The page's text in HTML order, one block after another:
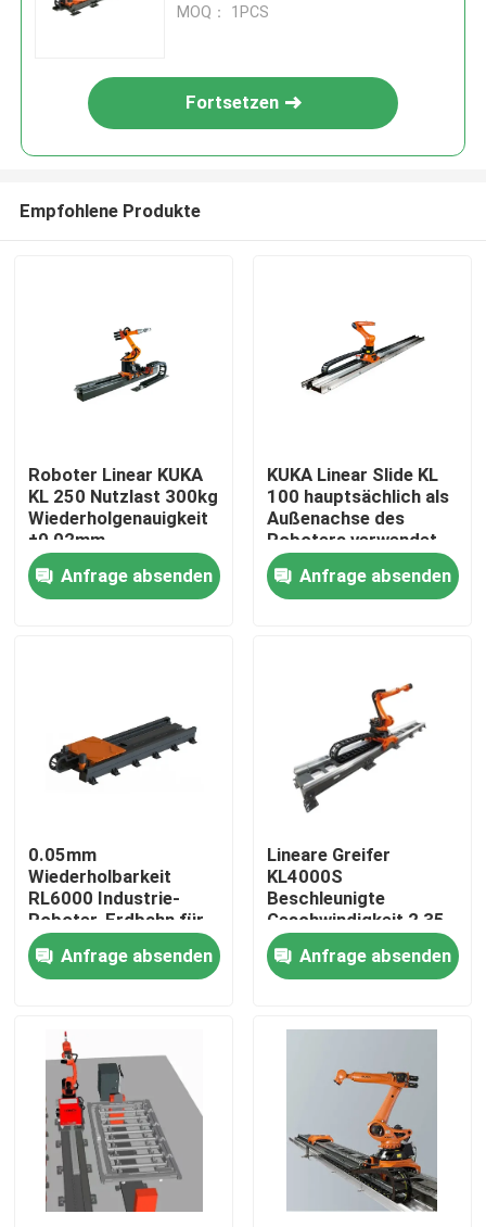
Zu Hause
Videos
Über uns
Werksbesichtigung
Kontakt mit uns
Neuigkeiten
Rechtssachen
MOQ： 1PCS
Fortsetzen
Empfohlene Produkte
Roboter Linear KUKA
KL 250 Nutzlast 300kg
Wiederholgenauigkeit
±0,02mm
Anfrage absenden
KUKA Linear Slide KL
100 hauptsächlich als
Außenachse des
Roboters verwendet
Anfrage absenden
0.05mm
Wiederholbarkeit
RL6000 Industrie-
Roboter-Erdbahn für
genaue
Anfrage absenden
Lineare Greifer
KL4000S
Beschleunigte
Geschwindigkeit 2,35
m/s für
Schweißpelletizer
Anfrage absenden